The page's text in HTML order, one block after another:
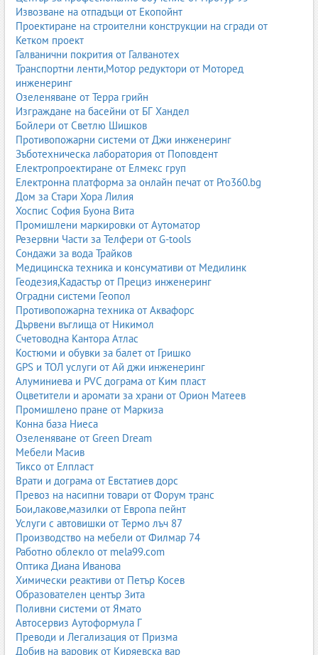
Каучукови Изделия Пазарджик,Каучукови настилки
Маншони,О пръстени,Пистови ремъци, Ремонт на
Транспортни Ленти
Ремъци трапецовидни
Извозване на отпадъци от Екопойнт
Проектиране на строителни конструкции на сгради от
Кетком проект
Галванични покрития от Галванотех
Транспортни ленти,Мотор редуктори от Моторед
инженеринг
Озеленяване от Терра грийн
Изграждане на басейни от БГ Хандел
Бойлери от Светлю Шишков
Противопожарни системи от Джи инженеринг
Зъботехническа лаборатория от Поповдент
Електропроектиране от Елмекс груп
Електронна платформа за онлайн печат от Pro360.bg
Дом за Стари Хора Лилия
Хоспис София Буона Вита
Промишлени маркировки от Аутоматор
Резервни Части за Телфери от G-tools
Сондажи за вода Трайков
Медицинска техника и консумативи от Медилинк
Геодезия,Кадастър от Прециз инженеринг
Оградни системи Геопол
Противопожарна техника от Аквафорс
Дървени въглища от Никимол
Счетоводна Кантора Атлас
Костюми и обувки за балет от Гришко
GPS и ТОЛ услуги от Ай джи инженеринг
Алуминиева и PVC дограма от Ким пласт
Оцветители и аромати за храни от Орион Матеев
Промишлено пране от Маркиза
Конна база Ниеса
Озеленяване от Green Dream
Мебели Масив
Тиксо от Елпласт
Врати и дограма от Евстатиев дорс
Превоз на насипни товари от Форум транс
Бои,лакове,мазилки от Европа пейнт
Услуги с автовишки от Термо лъч 87
Производство на мебели от Филмар 74
Работно облекло от mela99.com
Оптика Диана Иванова
Химически реактиви от Петър Косев
Образователен център Зита
Поливни системи от Ямато
Автосервиз Аутоформула Г
Преводи и Легализация от Призма
Добив на варовик от Киряевска вар